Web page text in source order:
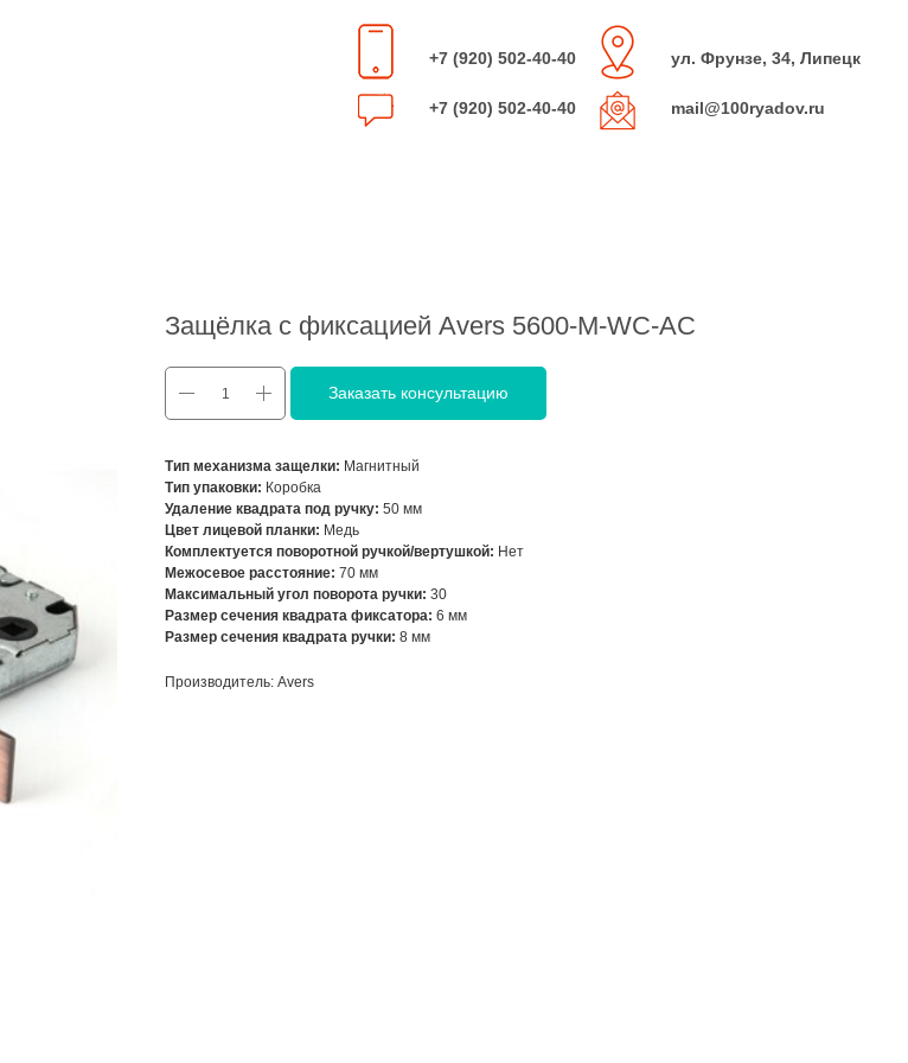
+7 (920) 502-40-40
+7 (920) 502-40-40
ул. Фрунзе, 34, Липецк
mail@100ryadov.ru
Защёлка с фиксацией Avers 5600-M-WC-AC
Заказать консультацию
Тип механизма защелки: Магнитный
Тип упаковки: Коробка
Удаление квадрата под ручку: 50 мм
Цвет лицевой планки: Медь
Комплектуется поворотной ручкой/вертушкой: Нет
Межосевое расстояние: 70 мм
Максимальный угол поворота ручки: 30
Размер сечения квадрата фиксатора: 6 мм
Размер сечения квадрата ручки: 8 мм
Производитель: Avers